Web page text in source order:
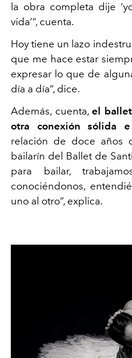
la obra completa dije
vida’”, cuenta.
Hoy tiene un lazo
que me hace estar
expresar lo que de
día a día”, dice.
Además, cuenta,el
otra conexión sólida e
relación de doce años
bailarín del Ballet de
para bailar,
conociéndonos,
uno al otro”, explica.